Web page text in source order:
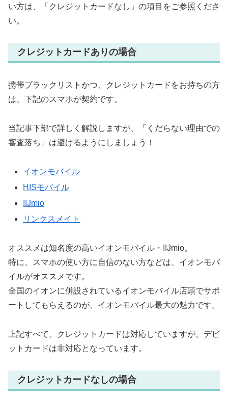
い方は、「クレジットカードなし」の項目をご参照くださ
い。
クレジットカードありの場合
携帯ブラックリストかつ、クレジットカードをお持ちの方
は、下記のスマホが契約です。
当記事下部で詳しく解説しますが、「くだらない理由での
審査落ち」は避けるようにしましょう！
イオンモバイル
HISモバイル
IIJmio
リンクスメイト
オススメは知名度の高いイオンモバイル・IIJmio。
特に、スマホの使い方に自信のない方などは、イオンモバ
イルがオススメです。
全国のイオンに併設されているイオンモバイル店頭でサポ
ートしてもらえるのが、イオンモバイル最大の魅力です。
上記すべて、クレジットカードは対応していますが、デビ
ットカードは非対応となっています。
クレジットカードなしの場合